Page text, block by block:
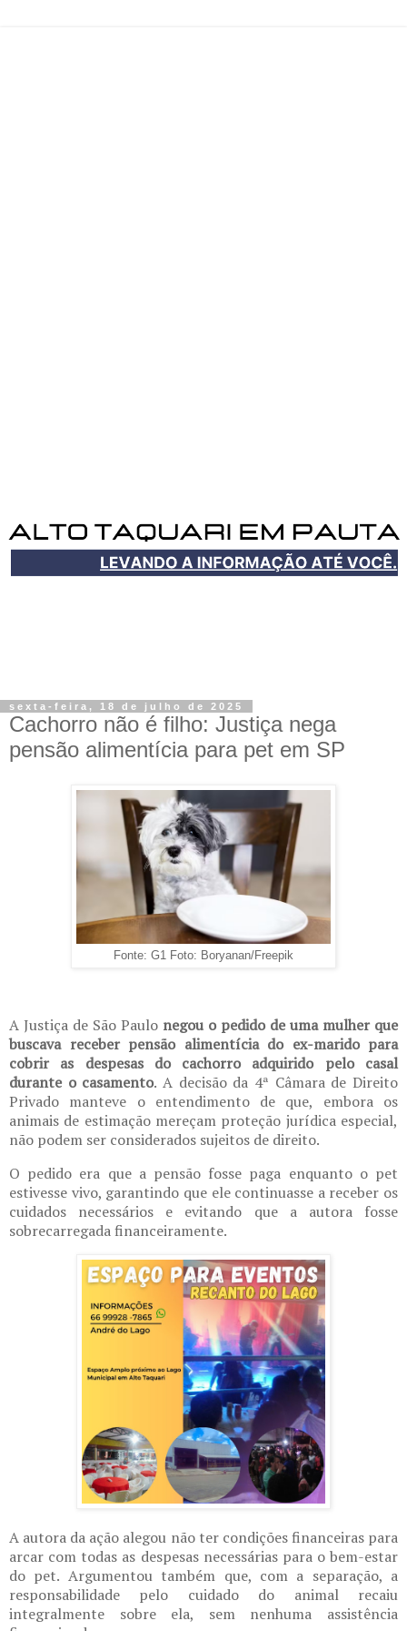
sexta-feira, 18 de julho de 2025
Cachorro não é filho: Justiça nega
pensão alimentícia para pet em SP
Fonte: G1 Foto: Boryanan/Freepik
A Justiça de São Paulo negou o pedido de uma mulher que
buscava receber pensão alimentícia do ex-marido para
cobrir as despesas do cachorro adquirido pelo casal
durante o casamento. A decisão da 4ª Câmara de Direito
Privado manteve o entendimento de que, embora os
animais de estimação mereçam proteção jurídica especial,
não podem ser considerados sujeitos de direito.
O pedido era que a pensão fosse paga enquanto o pet
estivesse vivo, garantindo que ele continuasse a receber os
cuidados necessários e evitando que a autora fosse
sobrecarregada financeiramente.
A autora da ação alegou não ter condições financeiras para
arcar com todas as despesas necessárias para o bem-estar
do pet. Argumentou também que, com a separação, a
responsabilidade pelo cuidado do animal recaiu
integralmente sobre ela, sem nenhuma assistência